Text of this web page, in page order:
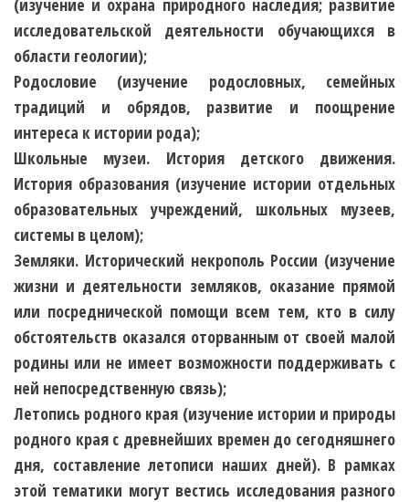
исследовательской деятельности обучающихся в
области геологии);
Родословие (изучение родословных, семейных
традиций и обрядов, развитие и поощрение
интереса к истории рода);
Школьные музеи. История детского движения.
История образования (изучение истории отдельных
образовательных учреждений, школьных музеев,
системы в целом);
Земляки. Исторический некрополь России (изучение
жизни и деятельности земляков, оказание прямой
или посреднической помощи всем тем, кто в силу
обстоятельств оказался оторванным от своей малой
родины или не имеет возможности поддерживать с
ней непосредственную связь);
Летопись родного края (изучение истории и природы
родного края с древнейших времен до сегодняшнего
дня, составление летописи наших дней). В рамках
этой тематики могут вестись исследования разного